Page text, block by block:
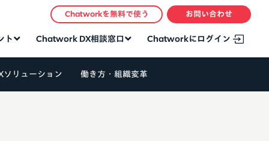
ト Chatwork DX相談窓口 Chatworkにログイン
Chatworkを無料で使う お問い合わせ
ソリューション 働き方・組織変革